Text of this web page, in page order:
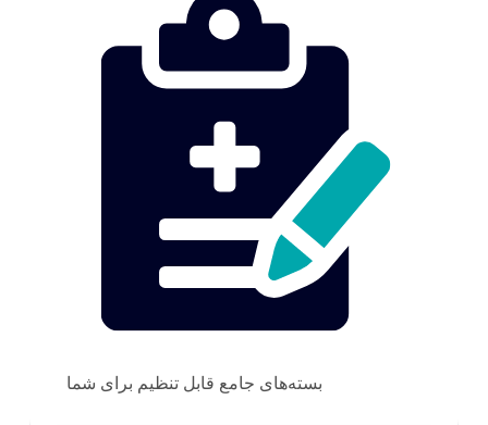
بسته‌های جامع قابل تنظیم برای شما